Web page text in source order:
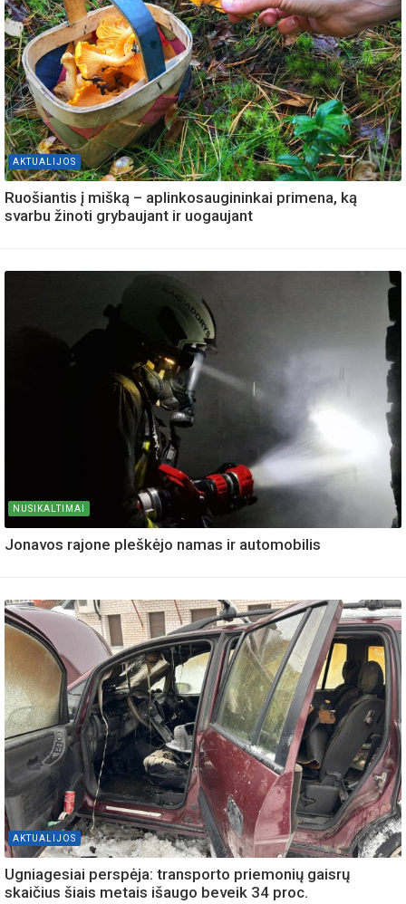
AKTUALIJOS
Ruošiantis į mišką – aplinkosaugininkai primena, ką
svarbu žinoti grybaujant ir uogaujant
NUSIKALTIMAI
Jonavos rajone pleškėjo namas ir automobilis
AKTUALIJOS
Ugniagesiai perspėja: transporto priemonių gaisrų
skaičius šiais metais išaugo beveik 34 proc.